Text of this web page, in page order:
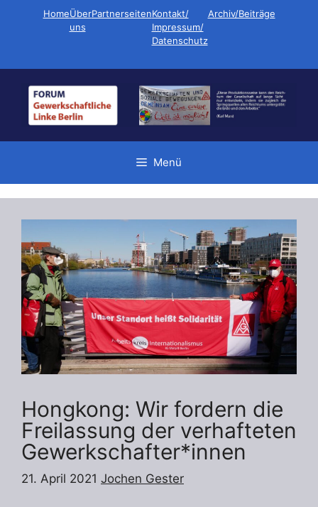
HomeÜber
uns
PartnerseitenKontakt/
Impressum/
Datenschutz
Archiv/Beiträge
Menü
Hongkong: Wir fordern die
Freilassung der verhafteten
Gewerkschafter*innen
21. April 2021 Jochen Gester